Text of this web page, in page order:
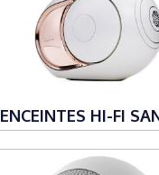
ENCEINTES HI-FI